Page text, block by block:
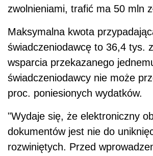
zwolnieniami, trafić ma 50 mln
Maksymalna kwota
świadczeniodawcę to 36,4 tys.
wsparcia przekazanego
świadczeniodawcy nie może
proc. poniesionych wydatków.
"Wydaje się, że elektroniczny
dokumentów jest nie do
rozwiniętych. Przed